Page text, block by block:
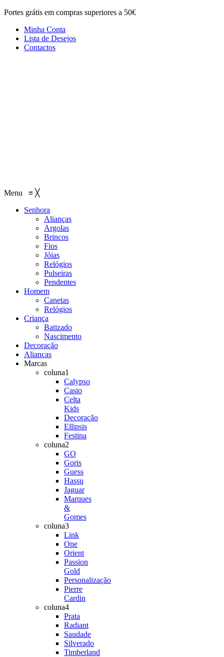
Portes grátis em compras superiores a 50€
Minha Conta
Lista de Desejos
Contactos
Menu ≡ ╳
Senhora
Alianças
Argolas
Brincos
Fios
Jóias
Relógios
Pulseiras
Pendentes
Homem
Canetas
Relógios
Criança
Batizado
Nascimento
Decoração
Alianças
Marcas
coluna1
Calypso
Casio
Celta
Kids
Decoração
Ellipsis
Festina
coluna2
GO
Goris
Guess
Hassu
Jaguar
Marques
&
Gomes
coluna3
Link
One
Orient
Passion
Gold
Personalização
Pierre
Cardin
coluna4
Prata
Radiant
Saudade
Silverado
Timberland